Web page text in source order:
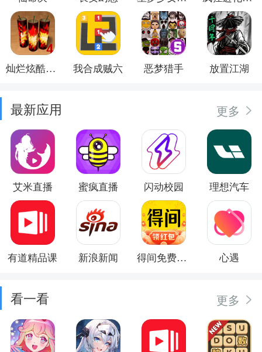
灿烂炫酷模拟器 我合成贼六 恶梦猎手 放置江湖
最新应用 更多
艾米直播 蜜疯直播 闪动校园 理想汽车
有道精品课 新浪新闻 得间免费小说 心遇
看一看 更多